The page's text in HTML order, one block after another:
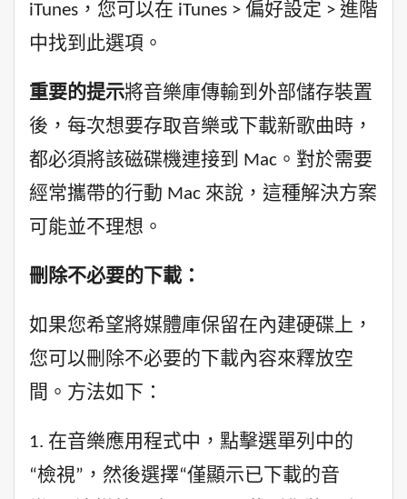
iTunes，您可以在 iTunes > 偏好設定 > 進階
中找到此選項。
重要的提示將音樂庫傳輸到外部儲存裝置
後，每次想要存取音樂或下載新歌曲時，
都必須將該磁碟機連接到 Mac。對於需要
經常攜帶的行動 Mac 來說，這種解決方案
可能並不理想。
刪除不必要的下載：
如果您希望將媒體庫保留在內建硬碟上，
您可以刪除不必要的下載內容來釋放空
間。方法如下：
1. 在音樂應用程式中，點擊選單列中的
“檢視”，然後選擇“僅顯示已下載的音